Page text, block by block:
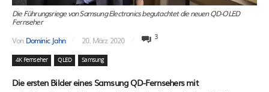
Die Führungsriege von Samsung Electronics begutachtet die neuen QD-OLED
Fernseher
Von Dominic Jahn 20. März 2020 3
4K Fernseher QLED Samsung
Die ersten Bilder eines Samsung QD-Fernsehers mit